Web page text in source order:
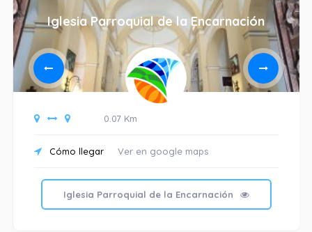
Iglesia Parroquial de la Encarnación
0.07 Km
Cómo llegar Ver en google maps
Iglesia Parroquial de la Encarnación